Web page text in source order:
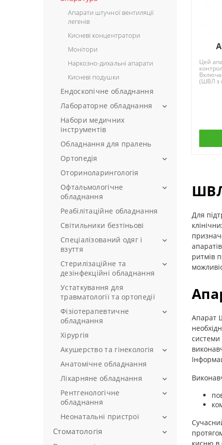
Лампи для сушки гелю, гель-
лаків
Насадки для апаратного
манікюру та педикюру
Щипці
Динамометри
Електрокардіографи
Апарати штучної вентиляції
легенів
Кисневі концентратори
Монітори
Наркозно-дихальні апарати
Кисневі подушки
Ендоскопічне обладнання
Лабораторне обладнання
Мікроскопи (GRANUM)
Термостати
Центрифуги
Цифрові відеокамери для
мікроскопів
Шафи витяжні ШВР
Набори медичних
інструментів
Обладнання для пралень
Ортопедія
Бандажі
Бандажі для голеностопа
Бандажі для колін
Бандажі на зап'ясті
Бандажі плечові
Гіпсові тейпи, шини, бандажні
рукава
Корсети для спини
Шини на пальці
Оториноларингологія
Офтальмологічне
обладнання
Офтальмоскопи
Реабілітаційне обладнання
Світильники безтіньові
Спеціалізований одяг і
взуття
Медичні халати
Спеціалізоване взуття
Спеціалізований одяг жіночий
чоловічий
Стерилізаційне та
дезінфекційні обладнання
Автоклави
Автоклави на 18 літрів
Автоклави на 23 літри
Камери КДЕ
Кип'ятильники дезінфекційні
Стерилізатори сухожарові
повітряні
Устаткування для
травматології та ортопедії
Фізіотерапевтичне
обладнання
Інгалятори (небулайзери)
Апарати Дарсонваль
Опромінювачі
Хірургія
Акушерство та гінекологія
Акушерсько-гінекологічний
Анатомічне обладнання
Лікарняне обладнання
Ваги для новонароджених
Кушетки медичні
Ліжка лікарняні
Ноші медичні
Рентгенологічне
обладнання
Одяг рентгенозахисний
Рентгенівські апарати
Неонатальні пристрої
Кювез для новонароджених
Стоматологія
Цей
(ШВЛ з
Для
ритмів
Апарат
системи